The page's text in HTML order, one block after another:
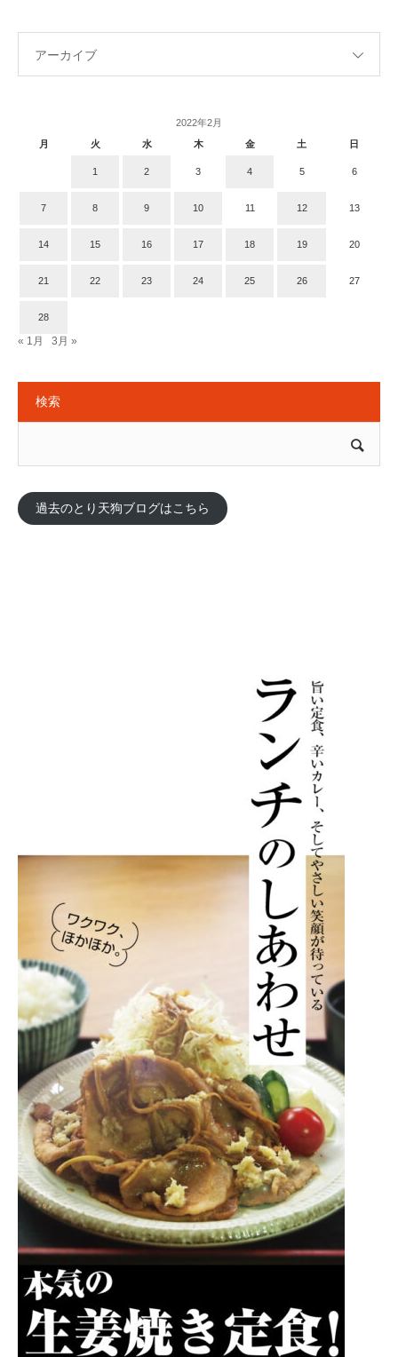
アーカイブ
2022年2月
月
火 水 木 金 土 日
1 2 3 4 5 6
7 8 9 10 11 12 13
14 15 16 17 18 19 20
21 22 23 24 25 26 27
28
« 1月 3月 »
検索
過去のとり天狗ブログはこちら